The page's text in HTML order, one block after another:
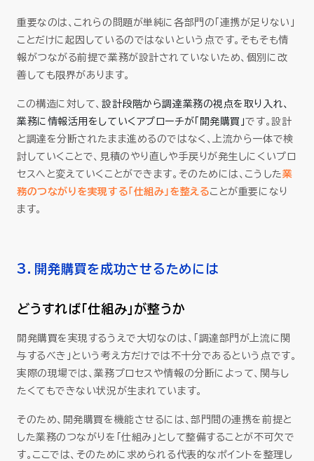
重要なのは、これらの問題が単純に各部門の「連携が足りない」
ことだけに起因しているのではないという点です。そもそも情
報がつながる前提で業務が設計されていないため、個別に改
善しても限界があります。
この構造に対して、設計段階から調達業務の視点を取り入れ、
業務に情報活用をしていくアプローチが「開発購買」です。設計
と調達を分断されたまま進めるのではなく、上流から一体で検
討していくことで、見積のやり直しや手戻りが発生しにくいプロ
セスへと変えていくことができます。そのためには、こうした業
務のつながりを実現する「仕組み」を整えることが重要になり
ます。
3．開発購買を成功させるためには
どうすれば「仕組み」が整うか
開発購買を実現するうえで大切なのは、「調達部門が上流に関
与するべき」という考え方だけでは不十分であるという点です。
実際の現場では、業務プロセスや情報の分断によって、関与し
たくてもできない状況が生まれています。
そのため、開発購買を機能させるには、部門間の連携を前提と
した業務のつながりを「仕組み」として整備することが不可欠で
す。ここでは、そのために求められる代表的なポイントを整理し